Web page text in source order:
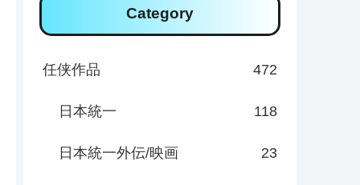
Category
任侠作品 472
日本統一 118
日本統一外伝/映画 23